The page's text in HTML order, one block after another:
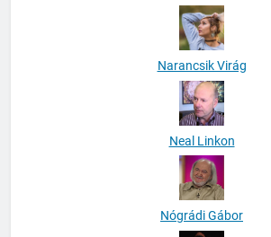
Narancsik Virág
Neal Linkon
Nógrádi Gábor